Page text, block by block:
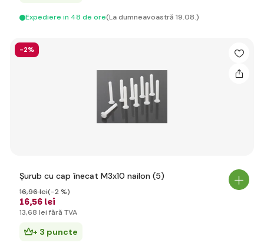
Expediere in 48 de ore(La dumneavoastră 19.08.)
-2%
Șurub cu cap înecat M3x10 nailon (5)
16,56 lei
16,96 lei(-2 %)
13,68 lei fără TVA
+ 3 puncte